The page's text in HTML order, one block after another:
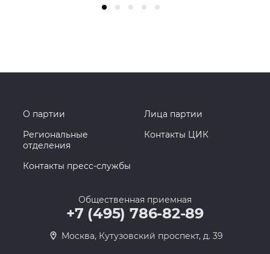
О партии
Лица партии
Региональные
отделения
Контакты ЦИК
Контакты пресс-службы
Общественная приемная
+7 (495) 786-82-89
Москва, Кутузовский проспект, д. 39